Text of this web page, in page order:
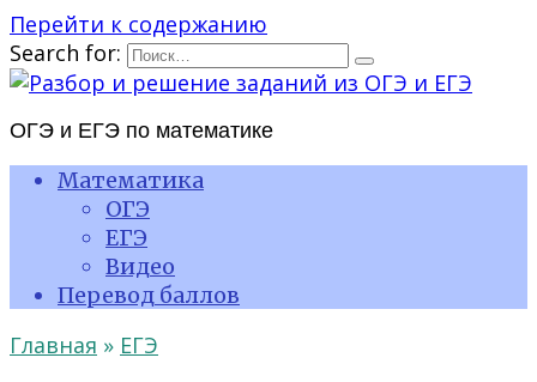
Перейти к содержанию
Search for:
ОГЭ и ЕГЭ по математике
Математика
ОГЭ
ЕГЭ
Видео
Перевод баллов
Главная » ЕГЭ